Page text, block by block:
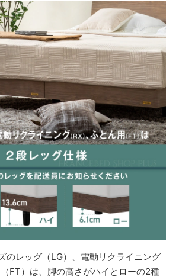
のレッグ（LG）、電動リクライニング
（FT）は、脚の高さがハイとローの2種